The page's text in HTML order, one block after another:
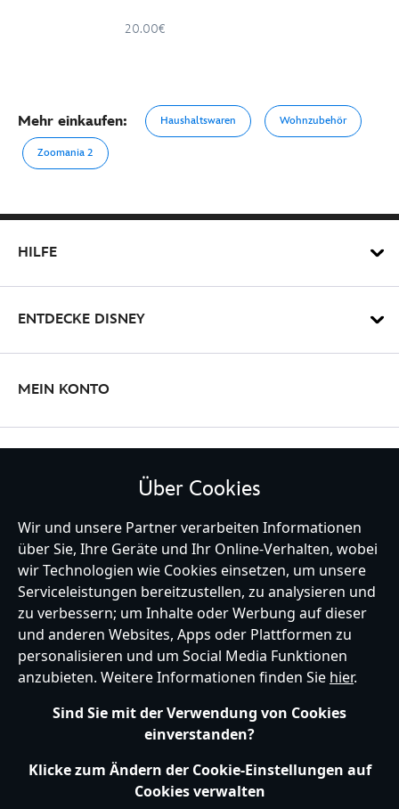
20.00€
Mehr einkaufen: Haushaltswaren Wohnzubehör
Zoomania 2
HILFE
ENTDECKE DISNEY
MEIN KONTO
Germany
Hilfe Nutzungsbedingungen Datenschutzerklärung
Site Map
Richtlinien für Cookies
EU Datenschutzhinweis
Impressum
Allgemeine Verkaufsbedingungen
Über Cookies
Wir und unsere Partner verarbeiten Informationen
über Sie, Ihre Geräte und Ihr Online-Verhalten, wobei
wir Technologien wie Cookies einsetzen, um unsere
Serviceleistungen bereitzustellen, zu analysieren und
zu verbessern; um Inhalte oder Werbung auf dieser
und anderen Websites, Apps oder Plattformen zu
personalisieren und um Social Media Funktionen
anzubieten. Weitere Informationen finden Sie hier.
Sind Sie mit der Verwendung von Cookies
einverstanden?
Klicke zum Ändern der Cookie-Einstellungen auf
Cookies verwalten